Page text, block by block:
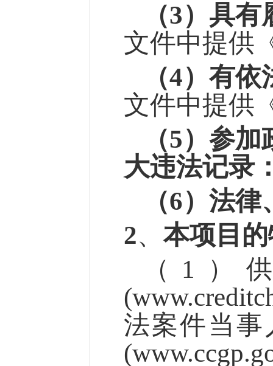
（3） 具有
文件中提供
（4）有依
文件中提供
（5）参加
大违法记录
（6）法律
2、本项目
（ 1）
法案件当